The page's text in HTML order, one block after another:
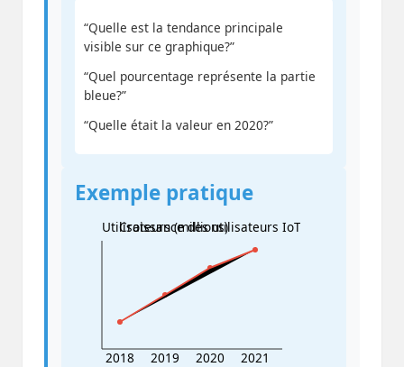
“Quelle est la tendance principale
visible sur ce graphique?”
“Quel pourcentage représente la partie
bleue?”
“Quelle était la valeur en 2020?”
Exemple pratique
2018 2019 2020 2021
Utilisateurs (millions)
Croissance des utilisateurs IoT